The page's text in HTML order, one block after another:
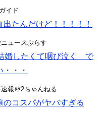
イド
出たんだけど！！！！！
ュースぷらす
婚したくて咽び泣く で
・・
報＠2ちゃんねる
のコスパがヤバすぎる